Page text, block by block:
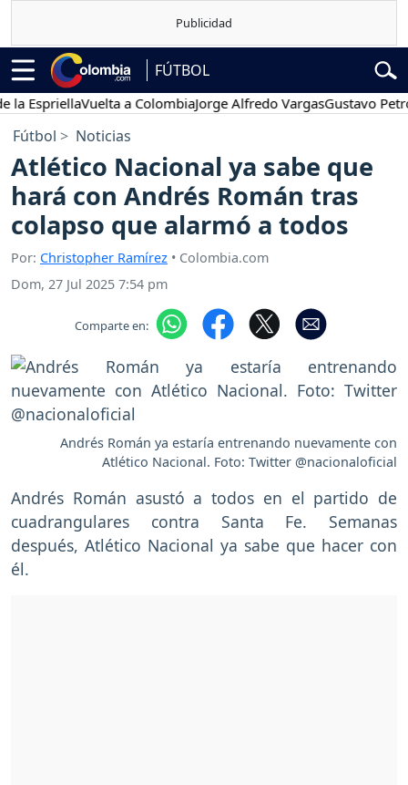
FÚTBOL
Vuelta a ColombiaJorge Alfredo VargasGustavo Petro
Fútbol Noticias
Atlético Nacional ya sabe que
hará con Andrés Román tras
colapso que alarmó a todos
Por: Christopher Ramírez • Colombia.com
Dom, 27 Jul 2025 7:54 pm
Comparte en:
Andrés Román ya estaría entrenando nuevamente con
Atlético Nacional. Foto: Twitter @nacionaloficial
Andrés Román asustó a todos en el partido de
cuadrangulares contra Santa Fe. Semanas
después, Atlético Nacional ya sabe que hacer con
él.